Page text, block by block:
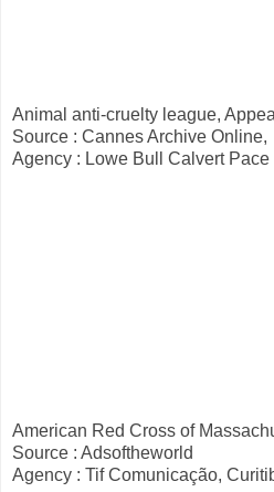
Animal anti-cruelty league,
Source : Cannes Archive Online,
Agency : Lowe Bull Calvert Pace
American Red Cross of
Source : Adsoftheworld
Agency : Tif Comunicação,